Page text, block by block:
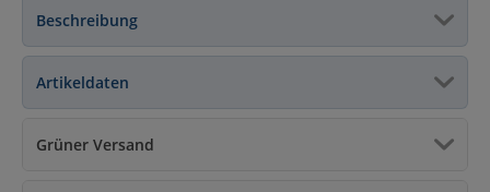
Beschreibung
Artikeldaten
Grüner Versand